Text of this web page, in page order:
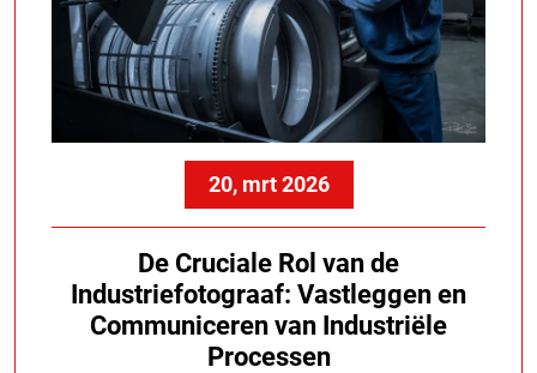
20, mrt 2026
De Cruciale Rol van de
Industriefotograaf: Vastleggen en
Communiceren van Industriële
Processen